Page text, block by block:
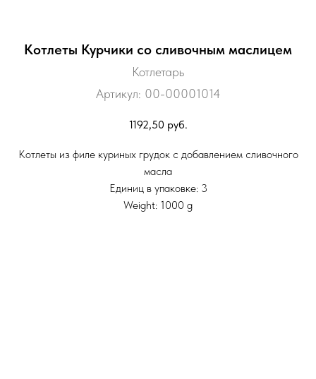
Котлеты Курчики со сливочным маслицем
Котлетарь
Артикул: 00-00001014
1192,50 руб.
Котлеты из филе куриных грудок с добавлением сливочного
масла
Единиц в упаковке: 3
Weight: 1000 g